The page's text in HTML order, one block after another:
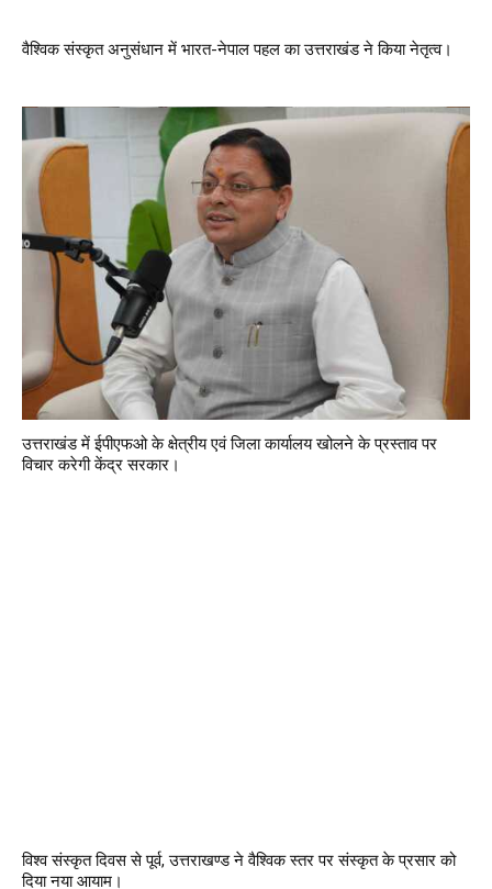
वैश्विक संस्कृत अनुसंधान में भारत-नेपाल पहल का उत्तराखंड ने किया नेतृत्व।
उत्तराखंड में ईपीएफओ के क्षेत्रीय एवं जिला कार्यालय खोलने के प्रस्ताव पर
विचार करेगी केंद्र सरकार।
विश्व संस्कृत दिवस से पूर्व, उत्तराखण्ड ने वैश्विक स्तर पर संस्कृत के प्रसार को
दिया नया आयाम।